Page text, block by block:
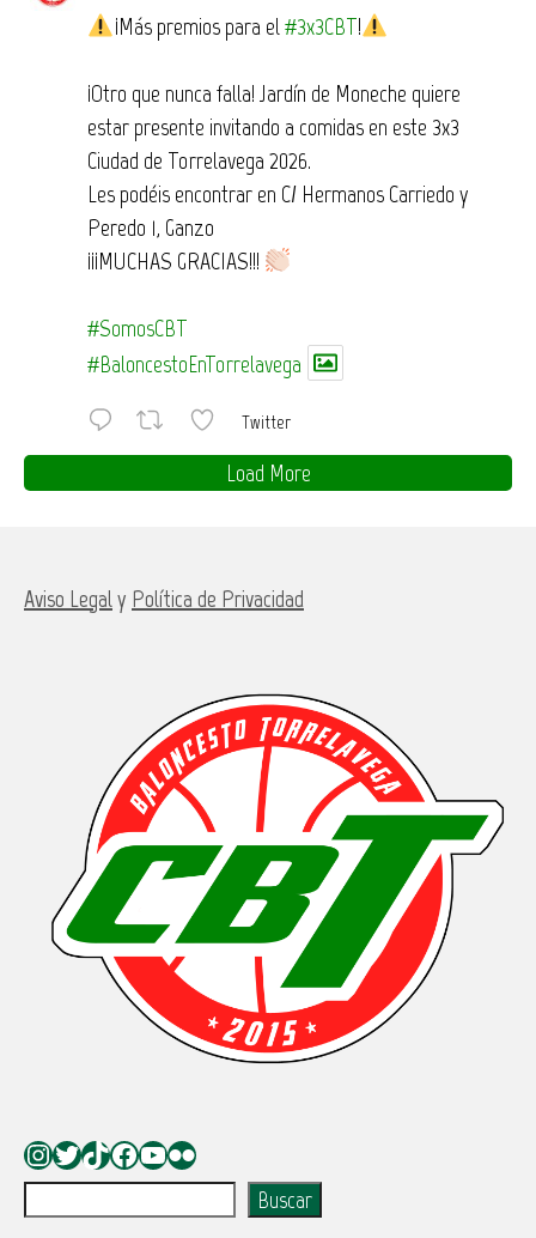
¡Más premios para el#3x3CBT!
¡Otro que nunca falla! Jardín de Moneche quiere
estar presente invitando a comidas en este 3x3
Ciudad de Torrelavega 2026.
Les podéis encontrar en C/ Hermanos Carriedo y
Peredo 1, Ganzo
¡¡¡MUCHAS GRACIAS!!!
#SomosCBT
#BaloncestoEnTorrelavega
Twitter
Load More
Aviso Legal y Política de Privacidad
Instagram
Twitter
TikTokFacebook
YouTube
Flickr
Buscar Buscar